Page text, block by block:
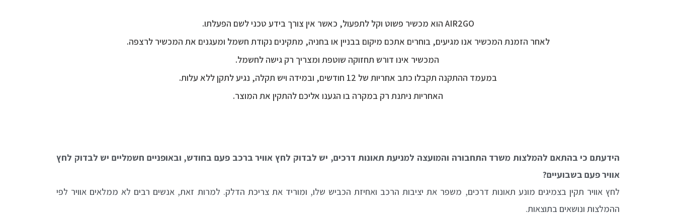
AIR2GO הוא מכשיר פשוט וקל לתפעול, כאשר אין צורך בידע טכני לשם הפעלתו.
לאחר הזמנת המכשיר אנו מגיעים, בוחרים אתכם מיקום בבניין או בחניה, מתקינים נקודת חשמל ומעגנים את המכשיר לרצפה.
המכשיר אינו דורש תחזוקה שוטפת ומצריך רק גישה לחשמל.
במעמד ההתקנה תקבלו כתב אחריות של 12 חודשים, ובמידה ויש תקלה, נגיע לתקן ללא עלות.
האחריות ניתנת רק במקרה בו הגענו אליכם להתקין את המוצר.
הידעתם כי בהתאם להמלצות משרד התחבורה והמועצה למניעת תאונות דרכים, יש לבדוק לחץ אוויר ברכב פעם בחודש, ובאופניים חשמליים יש לבדוק לחץ
אוויר פעם בשבועיים?
לחץ אוויר תקין בצמיגים מונע תאונות דרכים, משפר את יציבות הרכב ואחיזת הכביש שלו, ומוריד את צריכת הדלק. למרות זאת, אנשים רבים לא ממלאים אוויר לפי
ההמלצות ונושאים בתוצאות.